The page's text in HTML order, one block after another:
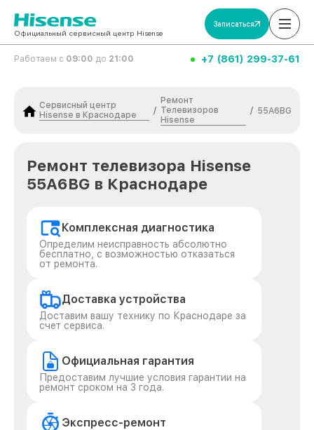
Официальный сервисный центр Hisense
Записаться
Работаем с 09:00 до 21:00 +7 (861) 299-37-61
Сервисный центр
Hisense в Краснодаре
/
Ремонт
Телевизоров
Hisense
/ 55A6BG
Ремонт телевизора Hisense
55A6BG в Краснодаре
Комплексная диагностика
Определим неисправность абсолютно
бесплатно, с возможностью отказаться
от ремонта.
Доставка устройства
Доставим вашу технику по Краснодаре за
счет сервиса.
Официальная гарантия
Предоставим лучшие условия гарантии на
ремонт сроком на 3 года.
Экспресс-ремонт